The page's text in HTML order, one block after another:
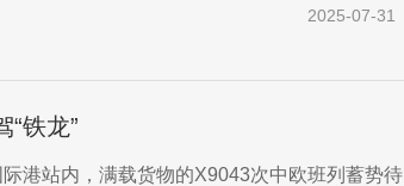
2025-07-31
“铁龙”
港站内，满载货物的X9043次中欧班列蓄势待